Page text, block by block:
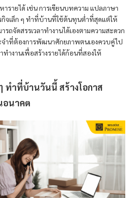
รายได้ เช่น การเขียนบทความ แปลภาษา
กิจเล็ก ๆ ทำที่บ้านที่ใช้ต้นทุนต่ำที่สุดแต่ให้
ถจัดสรรเวลาทำงานได้เองตามความสะดวก
ำที่ต้องการพัฒนาศักยภาพตนเองควบคู่ไป
ทำงานเพื่อสร้างรายได้ก้อนที่สองให้
ทำที่บ้านวันนี้ สร้างโอกาส
อนาคต